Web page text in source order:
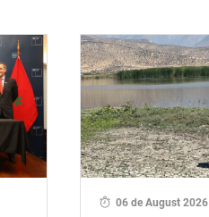
06 de August 2026